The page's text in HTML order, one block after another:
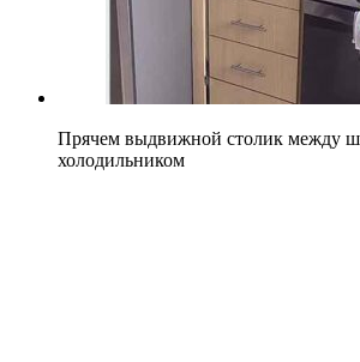
Прячем выдвижной столик между
холодильником